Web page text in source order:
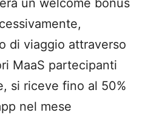
un welcome bonus
di viaggio attraverso
MaaS partecipanti
si riceve fino al 50%
nel mese